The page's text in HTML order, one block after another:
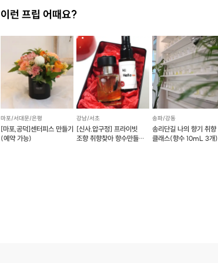
이런 프립 어때요?
마포/서대문/은평
[마포,공덕]센터피스 만들기
(예약 가능)
강남/서초
[신사.압구정] 프라이빗
조향 취향찾아 향수만들기
송파/강동
송리단길 나의 향기 취향
클래스(향수 10mL 3개)